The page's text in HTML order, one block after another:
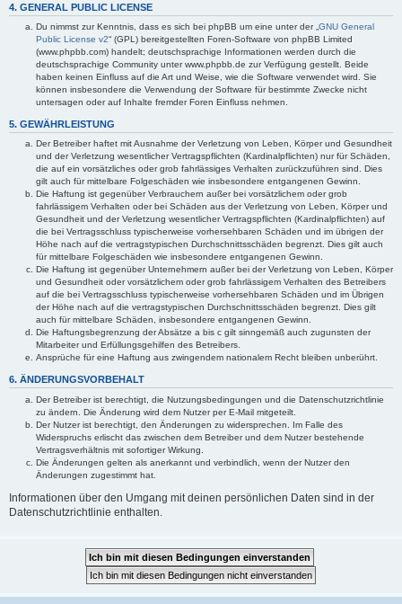
4. GENERAL PUBLIC LICENSE
Du nimmst zur Kenntnis, dass es sich bei phpBB um eine unter der „ GNU General
Public License v2“ (GPL) bereitgestellten Foren-Software von phpBB Limited
(www.phpbb.com) handelt; deutschsprachige Informationen werden durch die
deutschsprachige Community unter www.phpbb.de zur Verfügung gestellt. Beide
haben keinen Einfluss auf die Art und Weise, wie die Software verwendet wird. Sie
können insbesondere die Verwendung der Software für bestimmte Zwecke nicht
untersagen oder auf Inhalte fremder Foren Einfluss nehmen.
5. GEWÄHRLEISTUNG
Der Betreiber haftet mit Ausnahme der Verletzung von Leben, Körper und Gesundheit
und der Verletzung wesentlicher Vertragspflichten (Kardinalpflichten) nur für Schäden,
die auf ein vorsätzliches oder grob fahrlässiges Verhalten zurückzuführen sind. Dies
gilt auch für mittelbare Folgeschäden wie insbesondere entgangenen Gewinn.
Die Haftung ist gegenüber Verbrauchern außer bei vorsätzlichem oder grob
fahrlässigem Verhalten oder bei Schäden aus der Verletzung von Leben, Körper und
Gesundheit und der Verletzung wesentlicher Vertragspflichten (Kardinalpflichten) auf
die bei Vertragsschluss typischerweise vorhersehbaren Schäden und im übrigen der
Höhe nach auf die vertragstypischen Durchschnittsschäden begrenzt. Dies gilt auch
für mittelbare Folgeschäden wie insbesondere entgangenen Gewinn.
Die Haftung ist gegenüber Unternehmern außer bei der Verletzung von Leben, Körper
und Gesundheit oder vorsätzlichem oder grob fahrlässigem Verhalten des Betreibers
auf die bei Vertragsschluss typischerweise vorhersehbaren Schäden und im Übrigen
der Höhe nach auf die vertragstypischen Durchschnittsschäden begrenzt. Dies gilt
auch für mittelbare Schäden, insbesondere entgangenen Gewinn.
Die Haftungsbegrenzung der Absätze a bis c gilt sinngemäß auch zugunsten der
Mitarbeiter und Erfüllungsgehilfen des Betreibers.
Ansprüche für eine Haftung aus zwingendem nationalem Recht bleiben unberührt.
6. ÄNDERUNGSVORBEHALT
Der Betreiber ist berechtigt, die Nutzungsbedingungen und die Datenschutzrichtlinie
zu ändern. Die Änderung wird dem Nutzer per E-Mail mitgeteilt.
Der Nutzer ist berechtigt, den Änderungen zu widersprechen. Im Falle des
Widerspruchs erlischt das zwischen dem Betreiber und dem Nutzer bestehende
Vertragsverhältnis mit sofortiger Wirkung.
Die Änderungen gelten als anerkannt und verbindlich, wenn der Nutzer den
Änderungen zugestimmt hat.
Informationen über den Umgang mit deinen persönlichen Daten sind in der
Datenschutzrichtlinie enthalten.